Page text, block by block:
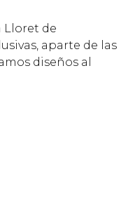
Lloret de
aparte de las
diseños al